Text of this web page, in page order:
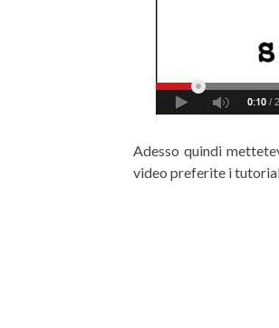
Adesso quindi
video preferite i